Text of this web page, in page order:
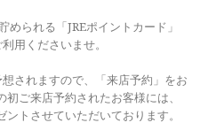
られる「JREポイントカード」
用くださいませ。
されますので、「来店予約」をお
ご来店予約されたお客様には、
トさせていただいております。